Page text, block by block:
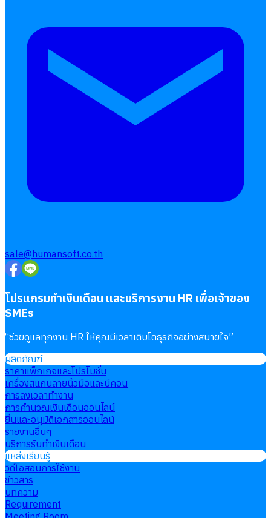
sale@humansoft.co.th
โปรแกรมทำเงินเดือน และบริการงาน HR เพื่อเจ้าของ
SMEs
“ช่วยดูแลทุกงาน HR ให้คุณมีเวลาเติบโตธุรกิจอย่างสบายใจ”
ผลิตภัณฑ์
ราคาแพ็กเกจและโปรโมชั่น
เครื่องสแกนลายนิ้วมือและบีคอน
การลงเวลาทำงาน
การคำนวณเงินเดือนออนไลน์
ยื่นและอนุมัติเอกสารออนไลน์
รายงานอื่นๆ
บริการรับทำเงินเดือน
แหล่งเรียนรู้
วิดีโอสอนการใช้งาน
ข่าวสาร
บทความ
Requirement